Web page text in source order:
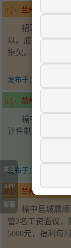
兰州新区-婚礼
招聘婚礼执
以。底薪加提成
拖欠。电话：
发布于：
兰州新区-挂车
榆中县城招
计件制。电话：
发布于：
兰州新区-酒店招
榆中县城晨
管2名工资面议，
5000元，福利每
关注
APP
客服